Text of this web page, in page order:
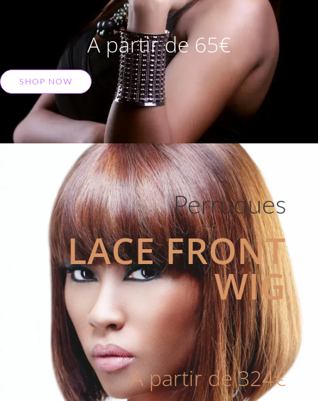
A partir de 65€
SHOP NOW
Perruques
LACE FRONT
WIG
A partir de 324€